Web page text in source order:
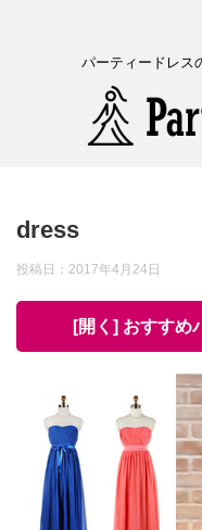
パーティードレス
dress
投稿日： 2017年4月24日
[開く] おすすめ